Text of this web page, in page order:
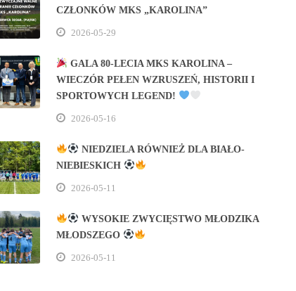
CZŁONKÓW MKS „KAROLINA”
2026-05-29
GALA 80‑LECIA MKS KAROLINA –
WIECZÓR PEŁEN WZRUSZEŃ, HISTORII I
SPORTOWYCH LEGEND!
2026-05-16
NIEDZIELA RÓWNIEŻ DLA BIAŁO-
NIEBIESKICH
2026-05-11
WYSOKIE ZWYCIĘSTWO MŁODZIKA
MŁODSZEGO
2026-05-11